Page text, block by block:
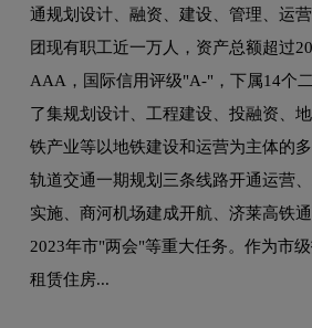
通规划设计、融资、建设、管理、运
团现有职工近一万人，资产总额超过
AAA，国际信用评级"A-"，下属14个
了集规划设计、工程建设、投融资、
铁产业等以地铁建设和运营为主体的
轨道交通一期规划三条线路开通运营
实施、商河机场建成开航、济莱高铁
2023年市"两会"等重大任务。作为市
租赁住房...